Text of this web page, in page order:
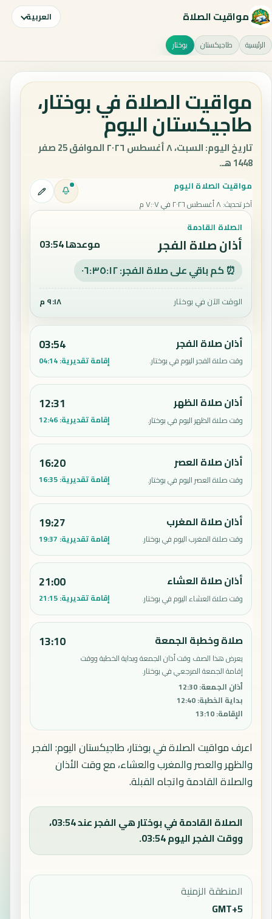
مواقيت الصلاة العربية
الرئيسية طاجيكستان بوختار
مواقيت الصلاة في بوختار،
طاجيكستان اليوم
تاريخ اليوم: السبت، ٨ أغسطس ٢٠٢٦ الموافق 25 صفر
1448 هـ.
مواقيت الصلاة اليوم
آخر تحديث:٨ أغسطس ٢٠٢٦ في ٧:٠٧ م
الصلاة القادمة
أذان صلاة الفجر موعدها 03:54
⏰ كم باقي على صلاة الفجر: ٠٦:٣٥:١١
الوقت الآن في بوختار ٩:١٨ م
أذان صلاة الفجر
وقت صلاة الفجر اليوم في بوختار.
03:54
إقامة تقديرية:04:14
أذان صلاة الظهر
وقت صلاة الظهر اليوم في بوختار.
12:31
إقامة تقديرية:12:46
أذان صلاة العصر
وقت صلاة العصر اليوم في بوختار.
16:20
إقامة تقديرية:16:35
أذان صلاة المغرب
وقت صلاة المغرب اليوم في بوختار.
19:27
إقامة تقديرية: 19:37
أذان صلاة العشاء
وقت صلاة العشاء اليوم في بوختار.
21:00
إقامة تقديرية:21:15
صلاة وخطبة الجمعة
يعرض هذا الصف وقت أذان الجمعة وبداية الخطبة ووقت
إقامة الجمعة المرجعي في بوختار.
أذان الجمعة:
12:30
بداية الخطبة:
12:40
الإقامة:
13:10
13:10
اعرف مواقيت الصلاة في بوختار، طاجيكستان اليوم: الفجر
والظهر والعصر والمغرب والعشاء، مع وقت الأذان
والصلاة القادمة واتجاه القبلة.
الصلاة القادمة في بوختار هي الفجر عند 03:54،
ووقت الفجر اليوم 03:54.
المنطقة الزمنية
GMT+5